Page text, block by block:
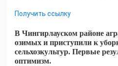
Получить ссылку
В Чингирлауском районе
озимых и приступили к
сельхозкультур. Первые
оптимизм.